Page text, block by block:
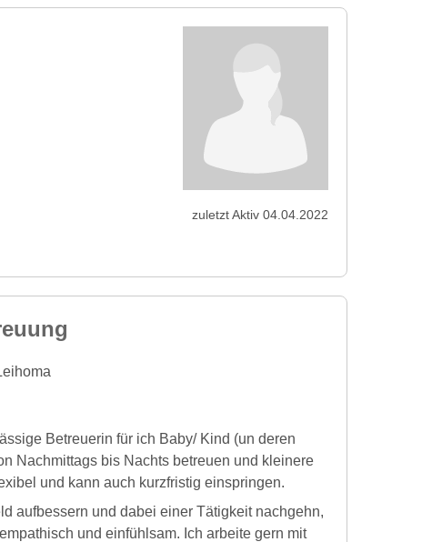
zuletzt Aktiv 04.04.2022
Betreuerin für ich Baby/ Kind (un deren
Nachmittags bis Nachts betreuen und kleinere
und kann auch kurzfristig einspringen.
aufbessern und dabei einer Tätigkeit nachgehn,
und einfühlsam. Ich arbeite gern mit